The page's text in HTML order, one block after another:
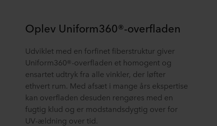
Oplev Uniform360®-overfladen
Udviklet med en forfinet fiberstruktur giver
Uniform360®-overfladen et homogent og
ensartet udtryk fra alle vinkler, der løfter
ethvert rum. Med afsæt i mange års ekspertise
kan overfladen desuden rengøres med en
fugtig klud og er modstandsdygtig over for
UV-ældning over tid.